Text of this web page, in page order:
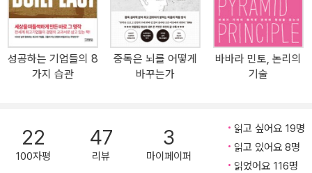
개념을 담고 있다. 이 새로운 개념은 단순한 발상법이나 공부 방법론
에 대한 것이 아니다. 자신이 가지고 있는 생각을 연결하고 확장하고
폭발시키는 생각의 점화장치에 대한 것이다. 이것을 저자는 ‘메타생
각‘이라고 명명하였다. 메타생각을 간단하게 표현하자면 ‘자신이 생각
하는 것을 다시 생각하는 것’이다. 개념적으로 메타인지(meta-cogni
험한 것을 바탕으로 오랫동안 연구해온 뇌과학, 심리학, 인지과학, 수
학을 모두 융합하여 새로운 생각의 전환 스위치인 메타생각을 완성하
성공하는 기업들의 8
가지 습관
중독은 뇌를 어떻게
바꾸는가
바바라 민토, 논리의
기술
22
100자평
47
리뷰
3
마이페이퍼
읽고 싶어요 19명
읽고 있어요 8명
읽었어요 116명